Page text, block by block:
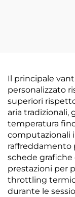
Il principale
personalizzato
superiori
aria tradizionali,
temperatura
computazionali
raffreddamento
schede
prestazioni per
throttling
durante le